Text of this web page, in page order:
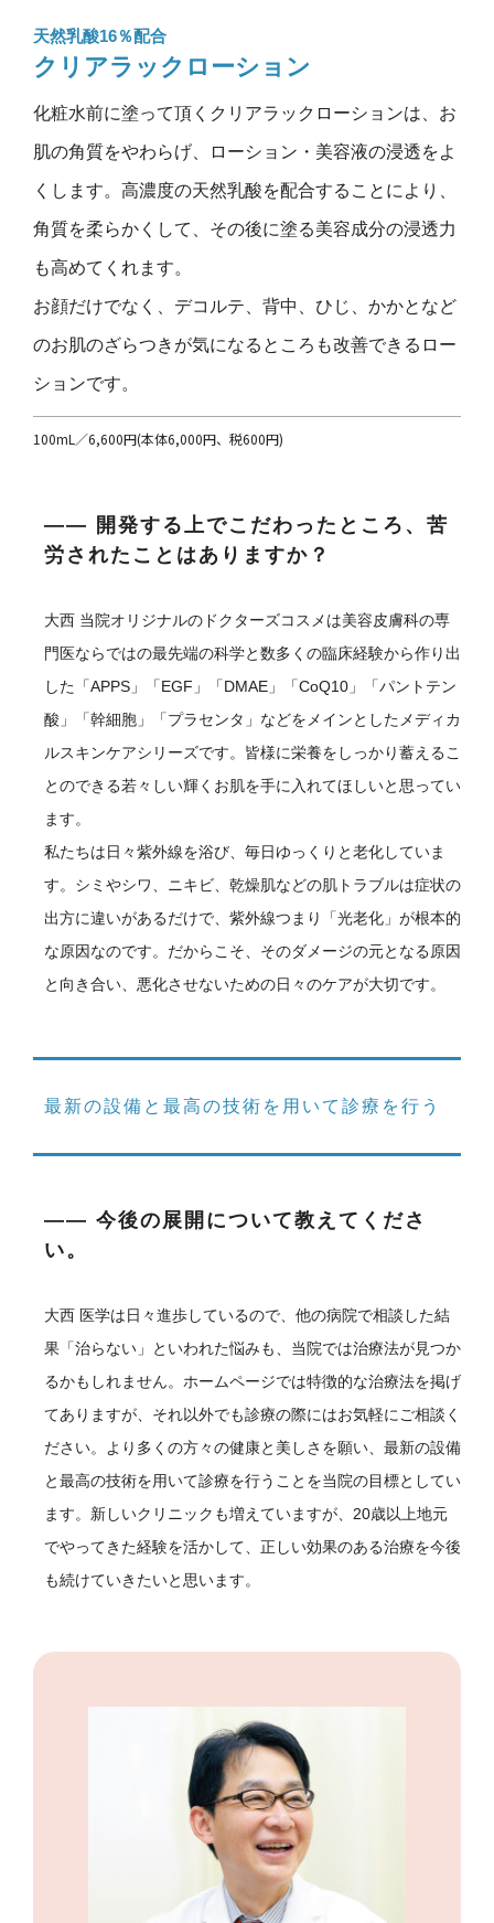
天然乳酸16％配合
クリアラックローション
化粧水前に塗って頂くクリアラックローションは、お
肌の角質をやわらげ、ローション・美容液の浸透をよ
くします。高濃度の天然乳酸を配合することにより、
角質を柔らかくして、その後に塗る美容成分の浸透力
も高めてくれます。
お顔だけでなく、デコルテ、背中、ひじ、かかとなど
のお肌のざらつきが気になるところも改善できるロー
ションです。
100mL／6,600円(本体6,000円、税600円)
―― 開発する上でこだわったところ、苦
労されたことはありますか？
大西 当院オリジナルのドクターズコスメは美容皮膚科の専
門医ならではの最先端の科学と数多くの臨床経験から作り出
した「APPS」「EGF」「DMAE」「CoQ10」「パントテン
酸」「幹細胞」「プラセンタ」などをメインとしたメディカ
ルスキンケアシリーズです。皆様に栄養をしっかり蓄えるこ
とのできる若々しい輝くお肌を手に入れてほしいと思ってい
ます。
私たちは日々紫外線を浴び、毎日ゆっくりと老化していま
す。シミやシワ、ニキビ、乾燥肌などの肌トラブルは症状の
出方に違いがあるだけで、紫外線つまり「光老化」が根本的
な原因なのです。だからこそ、そのダメージの元となる原因
と向き合い、悪化させないための日々のケアが大切です。
最新の設備と最高の技術を用いて診療を行う
―― 今後の展開について教えてくださ
い。
大西 医学は日々進歩しているので、他の病院で相談した結
果「治らない」といわれた悩みも、当院では治療法が見つか
るかもしれません。ホームページでは特徴的な治療法を掲げ
てありますが、それ以外でも診療の際にはお気軽にご相談く
ださい。より多くの方々の健康と美しさを願い、最新の設備
と最高の技術を用いて診療を行うことを当院の目標としてい
ます。新しいクリニックも増えていますが、20歳以上地元
でやってきた経験を活かして、正しい効果のある治療を今後
も続けていきたいと思います。